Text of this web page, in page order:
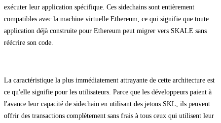
exécuter leur application spécifique. Ces sidechains sont entièrement
compatibles avec la machine virtuelle Ethereum, ce qui signifie que toute
application déjà construite pour Ethereum peut migrer vers SKALE sans
réécrire son code.
La caractéristique la plus immédiatement attrayante de cette architecture est
ce qu'elle signifie pour les utilisateurs. Parce que les développeurs paient à
l'avance leur capacité de sidechain en utilisant des jetons SKL, ils peuvent
offrir des transactions complètement sans frais à tous ceux qui utilisent leur